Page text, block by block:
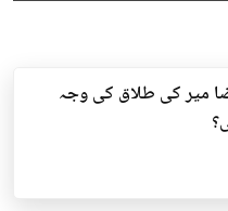
کہا کہ کم...
میر کی طلاق کی وجہ